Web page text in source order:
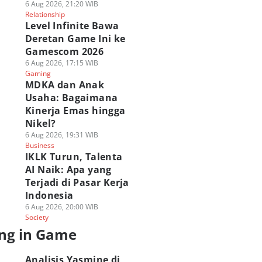
6 Aug 2026, 21:20 WIB
Relationship
Level Infinite Bawa
Deretan Game Ini ke
Gamescom 2026
6 Aug 2026, 17:15 WIB
Gaming
MDKA dan Anak
Usaha: Bagaimana
Kinerja Emas hingga
Nikel?
6 Aug 2026, 19:31 WIB
Business
IKLK Turun, Talenta
AI Naik: Apa yang
Terjadi di Pasar Kerja
Indonesia
6 Aug 2026, 20:00 WIB
Society
in Game